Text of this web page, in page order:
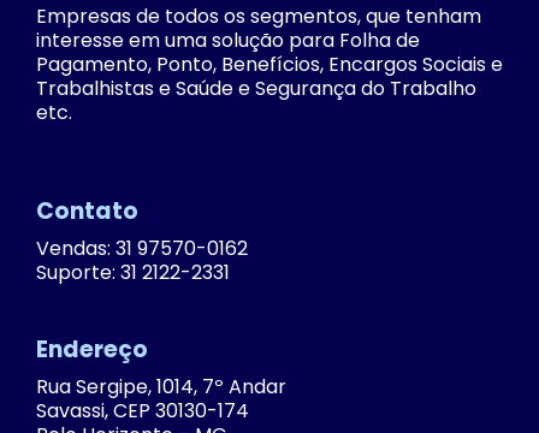
Empresas de todos os segmentos, que tenham
interesse em uma solução para Folha de
Pagamento, Ponto, Benefícios, Encargos Sociais e
Trabalhistas e Saúde e Segurança do Trabalho
etc.
Contato
Vendas: 31 97570-0162
Suporte: 31 2122-2331
Endereço
Rua Sergipe, 1014, 7º Andar
Savassi, CEP 30130-174